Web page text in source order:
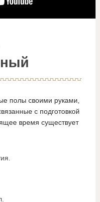
полы своими руками,
с подготовкой
время существует